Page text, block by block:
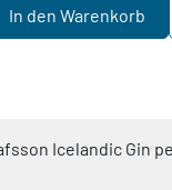
In den Warenkorb
Icelandic Gin